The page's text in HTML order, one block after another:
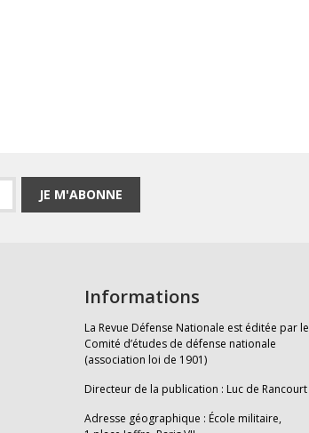
JE M'ABONNE
Informations
La Revue Défense Nationale est éditée par le
Comité d’études de défense nationale
(association loi de 1901)
Directeur de la publication : Luc de Rancourt
Adresse géographique : École militaire,